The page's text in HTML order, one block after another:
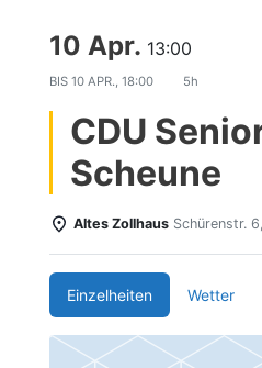
10 Apr. 13:00
BIS 10 APR., 18:00 5h
CDU
Scheune
Altes Zollhaus Schürenstr.
Einzelheiten Wetter